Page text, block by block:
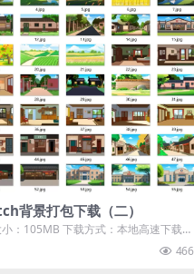
背景打包下载（二）
：105MB 下载方式：本地高速下载
录即可...
466